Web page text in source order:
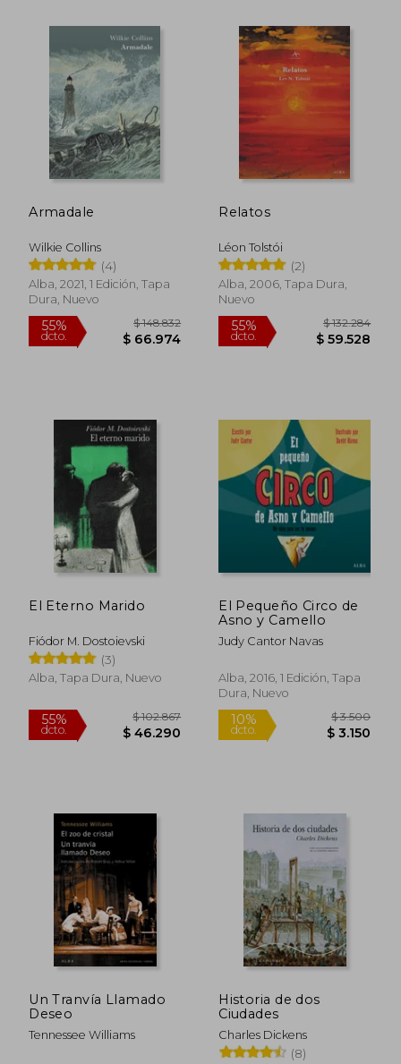
55%
dcto.
$ 121.253
$ 54.564
55%
55%
dcto.
54%
dcto.
Armadale
Wilkie Collins
(4)
Alba, 2021, 1 Edición, Tapa
Dura, Nuevo
55%
dcto.
$ 148.832
$ 66.974
Relatos
Léon Tolstói
(2)
Alba, 2006, Tapa Dura,
Nuevo
55%
dcto.
El Eterno Marido
Fiódor M. Dostoievski
(3)
Alba, Tapa Dura, Nuevo
El Pequeño Circo de
Asno y Camello
Judy Cantor Navas
Alba, 2016, 1 Edición, Tapa
Dura, Nuevo
Un Tranvía Llamado
Deseo
Tennessee Williams
Historia de dos
Ciudades
Charles Dickens
(8)